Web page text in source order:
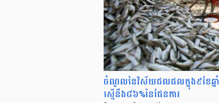
ចំណូល​នៃ​វិស័យ​ជលផល​ក្នុង​៩​ខែ​ឆ្ន
ស្មើនឹង​៨៦%​នៃ​ផែនការ